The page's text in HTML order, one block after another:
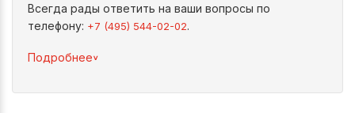
Всегда рады ответить на ваши вопросы по
телефону: +7 (495) 544-02-02.
Подробнее^